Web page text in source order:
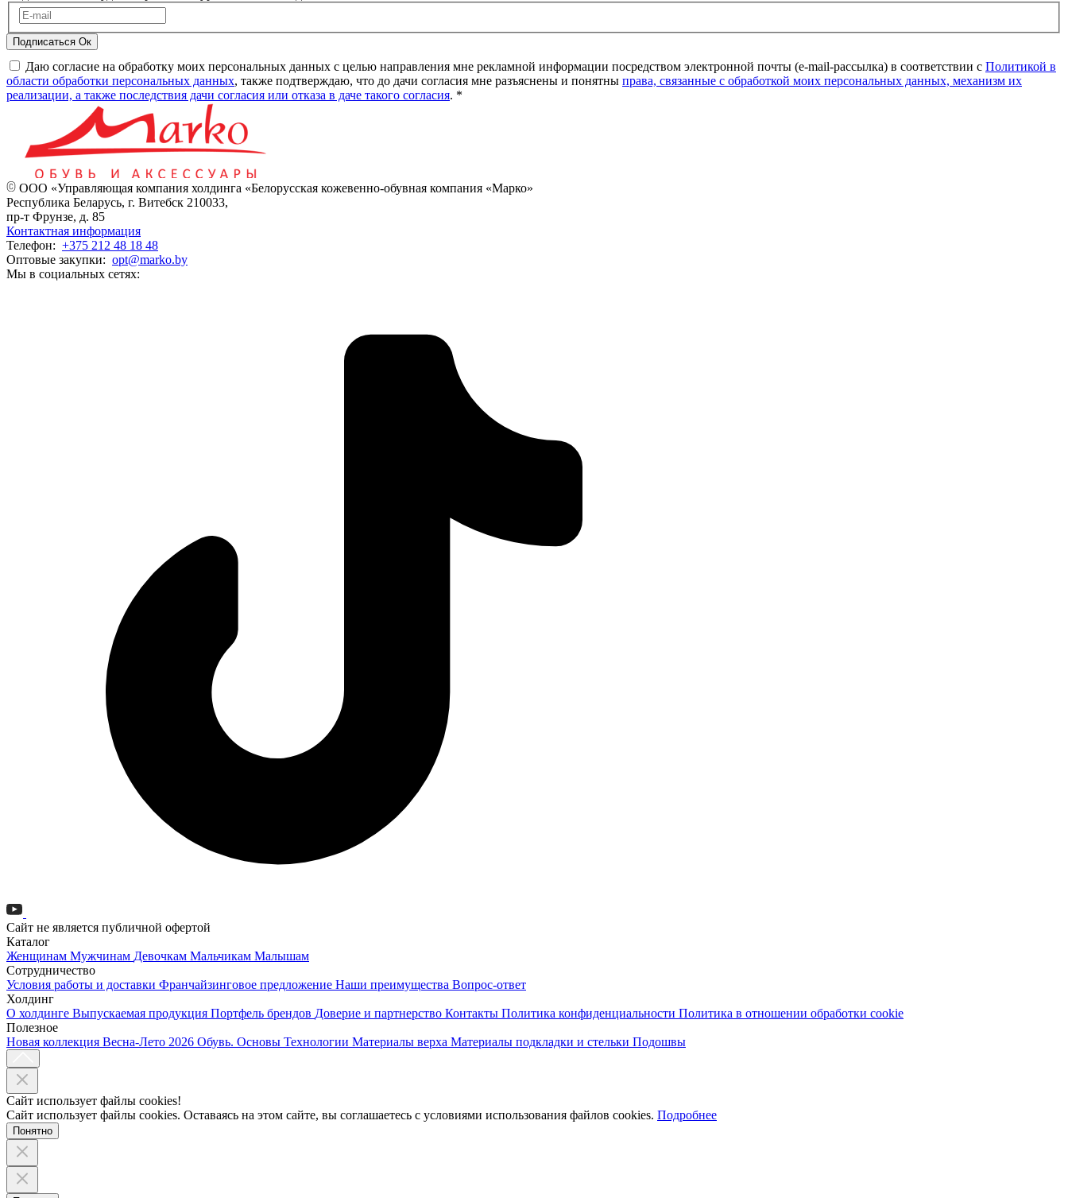
Подписаться Ок
Даю согласие на обработку моих персональных данных с целью направления мне рекламной информации посредством электронной почты (e-mail-рассылка) в соответствии с Политикой в
области обработки персональных данных, также подтверждаю, что до дачи согласия мне разъяснены и понятны права, связанные с обработкой моих персональных данных, механизм их
реализации, а также последствия дачи согласия или отказа в даче такого согласия. *
ООО «Управляющая компания холдинга «Белорусская кожевенно-обувная компания «Марко»
Республика Беларусь, г. Витебск 210033,
пр-т Фрунзе, д. 85
Контактная информация
Телефон: +375 212 48 18 48
Оптовые закупки: opt@marko.by
Мы в социальных сетях:
Сайт не является публичной офертой
Каталог
Женщинам Мужчинам Девочкам Мальчикам Малышам
Сотрудничество
Условия работы и доставки Франчайзинговое предложение Наши преимущества Вопрос-ответ
Холдинг
О холдинге Выпускаемая продукция Портфель брендов Доверие и партнерство Контакты Политика конфиденциальности Политика в отношении обработки cookie
Полезное
Новая коллекция Весна-Лето 2026 Обувь. Основы Технологии Материалы верха Материалы подкладки и стельки Подошвы
Сайт использует файлы cookies!
Сайт использует файлы cookies. Оставаясь на этом сайте, вы соглашаетесь с условиями использования файлов cookies. Подробнее
Понятно